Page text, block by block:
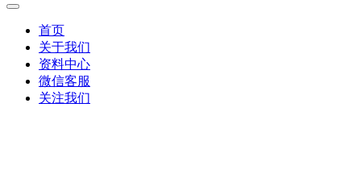
首页
关于我们
资料中心
微信客服
关注我们